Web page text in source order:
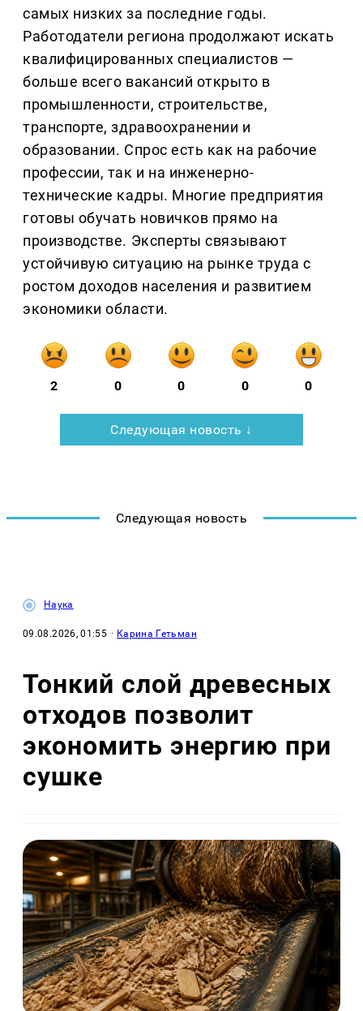
самых низких за последние годы.
Работодатели региона продолжают искать
квалифицированных специалистов —
больше всего вакансий открыто в
промышленности, строительстве,
транспорте, здравоохранении и
образовании. Спрос есть как на рабочие
профессии, так и на инженерно-
технические кадры. Многие предприятия
готовы обучать новичков прямо на
производстве. Эксперты связывают
устойчивую ситуацию на рынке труда с
ростом доходов населения и развитием
экономики области.
2 0 0 0 0
Следующая новость ↓
Следующая новость
Наука
09.08.2026, 01:55 · Карина Гетьман
Тонкий слой древесных
отходов позволит
экономить энергию при
сушке